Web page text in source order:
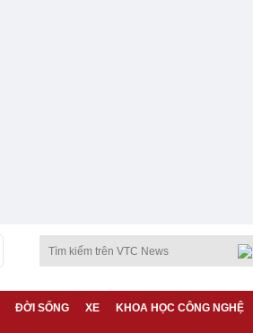
ĐỜI SỐNG XE KHOA HỌC CÔNG NGHỆ